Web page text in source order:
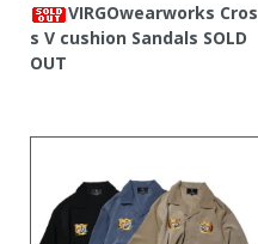
VIRGOwearworks Cros
s V cushion Sandals SOLD
OUT